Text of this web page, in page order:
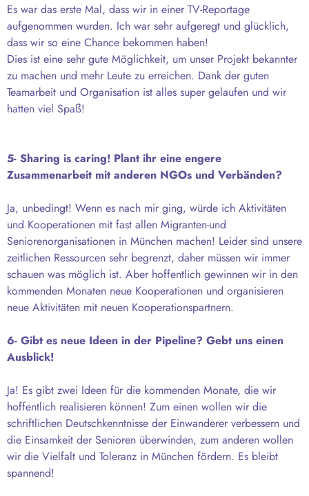
Es war das erste Mal, dass wir in einer TV-Reportage
aufgenommen wurden. Ich war sehr aufgeregt und glücklich,
dass wir so eine Chance bekommen haben!
Dies ist eine sehr gute Möglichkeit, um unser Projekt bekannter
zu machen und mehr Leute zu erreichen. Dank der guten
Teamarbeit und Organisation ist alles super gelaufen und wir
hatten viel Spaß!
5- Sharing is caring! Plant ihr eine engere
Zusammenarbeit mit anderen NGOs und Verbänden?
Ja, unbedingt! Wenn es nach mir ging, würde ich Aktivitäten
und Kooperationen mit fast allen Migranten-und
Seniorenorganisationen in München machen! Leider sind unsere
zeitlichen Ressourcen sehr begrenzt, daher müssen wir immer
schauen was möglich ist. Aber hoffentlich gewinnen wir in den
kommenden Monaten neue Kooperationen und organisieren
neue Aktivitäten mit neuen Kooperationspartnern.
6- Gibt es neue Ideen in der Pipeline? Gebt uns einen
Ausblick!
Ja! Es gibt zwei Ideen für die kommenden Monate, die wir
hoffentlich realisieren können! Zum einen wollen wir die
schriftlichen Deutschkenntnisse der Einwanderer verbessern und
die Einsamkeit der Senioren überwinden, zum anderen wollen
wir die Vielfalt und Toleranz in München fördern. Es bleibt
spannend!